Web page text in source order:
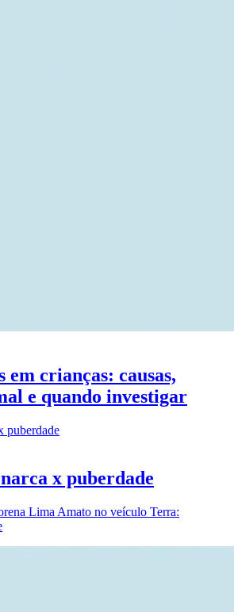
em crianças: causas,
e quando investigar
x puberdade
Lima Amato no veículo Terra: